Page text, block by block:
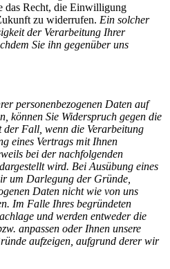
das Recht, die Einwilligung
zu widerrufen. Ein solcher
der Verarbeitung Ihrer
Sie ihn gegenüber uns
personenbezogenen Daten auf
können Sie Widerspruch gegen die
der Fall, wenn die Verarbeitung
eines Vertrags mit Ihnen
bei der nachfolgenden
wird. Bei Ausübung eines
um Darlegung der Gründe,
Daten nicht wie von uns
Im Falle Ihres begründeten
und werden entweder die
anpassen oder Ihnen unsere
aufzeigen, aufgrund derer wir